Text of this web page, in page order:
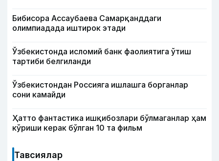
Бибисора Ассаубаева Самарқанддаги
олимпиадада иштирок этади
Ўзбекистонда исломий банк фаолиятига ўтиш
тартиби белгиланди
Ўзбекистондан Россияга ишлашга борганлар
сони камайди
Ҳатто фантастика ишқибозлари бўлмаганлар ҳам
кўриши керак бўлган 10 та фильм
Тавсиялар